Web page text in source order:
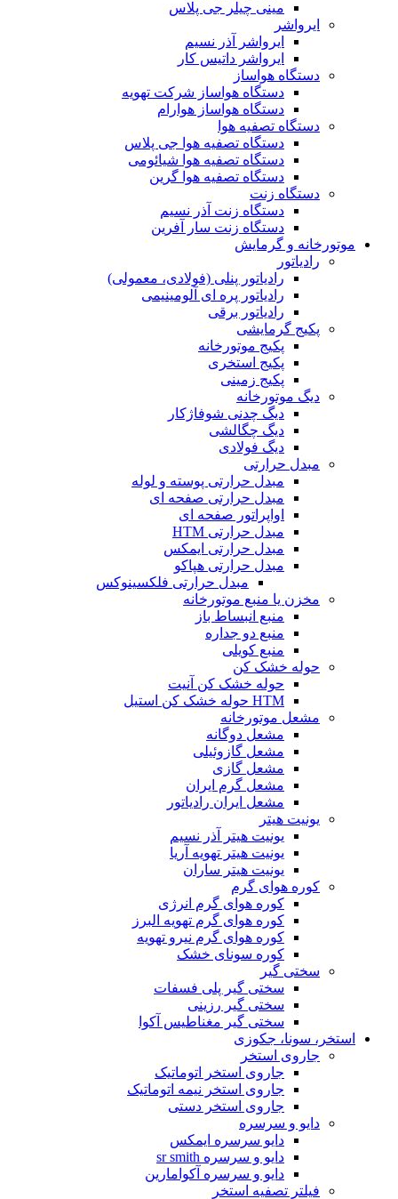
مینی چیلر جی پلاس
ایرواشر
ایرواشر آذر نسیم
ایرواشر داتیس کار
دستگاه هواساز
دستگاه هواساز شرکت تهویه
دستگاه هواساز هوارام
دستگاه تصفیه هوا
دستگاه تصفیه هوا جی پلاس
دستگاه تصفیه هوا شیائومی
دستگاه تصفیه هوا گرین
دستگاه زنت
دستگاه زنت آذر نسیم
دستگاه زنت سار آفرین
موتورخانه و گرمایش
رادیاتور
رادیاتور پنلی (فولادی، معمولی)
رادیاتور پره ای آلومینیمی
رادیاتور برقی
پکیج گرمایشی
پکیج موتورخانه
پکیج استخری
پکیج زمینی
دیگ موتورخانه
دیگ چدنی شوفاژکار
دیگ چگالشی
دیگ فولادی
مبدل حرارتی
مبدل حرارتی پوسته و لوله
مبدل حرارتی صفحه ای
اواپراتور صفحه ای
مبدل حرارتی HTM
مبدل حرارتی ایمکس
مبدل حرارتی هپاکو
مبدل حرارتی فلکسینوکس
مخزن یا منبع موتورخانه
منبع انبساط باز
منبع دو جداره
منبع کویلی
حوله خشک کن
حوله خشک کن آنیت
HTM حوله خشک کن استیل
مشعل موتورخانه
مشعل دوگانه
مشعل گازوئیلی
مشعل گازی
مشعل گرم ایران
مشعل ایران رادیاتور
یونیت هیتر
یونیت هیتر آذر نسیم
یونیت هیتر تهویه آریا
یونیت هیتر ساران
کوره هوای گرم
کوره هوای گرم انرژی
کوره هوای گرم تهویه البرز
کوره هوای گرم نیرو تهویه
کوره سونای خشک
سختی گیر
سختی گیر پلی فسفات
سختی گیر رزینی
سختی گیر مغناطیس آکوا
استخر، سونا، جکوزی
جاروی استخر
جاروی استخر اتوماتیک
جاروی استخر نیمه اتوماتیک
جاروی استخر دستی
دایو و سرسره
دایو سرسره ایمکس
دایو و سرسره sr smith
دایو و سرسره آکوامارین
فیلتر تصفیه استخر